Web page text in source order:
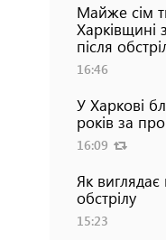
Майже сім
Харківщині
після
16:46
У Харкові
років за
16:09
Як виглядає
обстрілу
15:23